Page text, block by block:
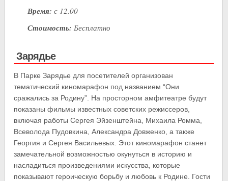
Время: с 12.00
Стоимость: Бесплатно
Зарядье
В Парке Зарядье для посетителей организован
тематический киномарафон под названием “Они
сражались за Родину”. На просторном амфитеатре будут
показаны фильмы известных советских режиссеров,
включая работы Сергея Эйзенштейна, Михаила Ромма,
Всеволода Пудовкина, Александра Довженко, а также
Георгия и Сергея Васильевых. Этот киномарафон станет
замечательной возможностью окунуться в историю и
насладиться произведениями искусства, которые
показывают героическую борьбу и любовь к Родине. Гости